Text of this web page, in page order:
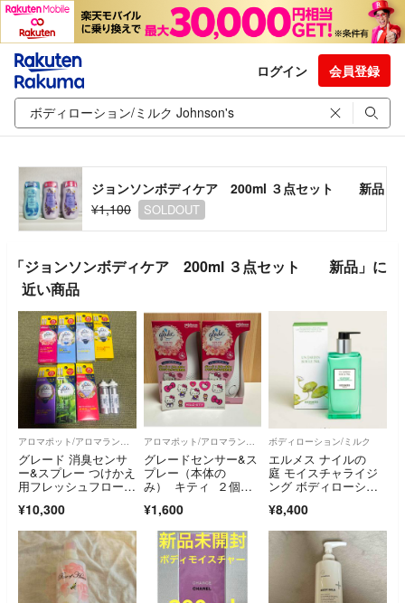
ログイン 会員登録
ジョンソンボディケア 200ml ３点セット 新品
¥1,100
SOLDOUT
「ジョンソンボディケア 200ml ３点セット 新品」に
近い商品
アロマポット/アロマランプ/芳香器
グレード 消臭センサ
ー&スプレー つけかえ
用フレッシュフローラ
¥10,300
アロマポット/アロマランプ/芳香器
グレードセンサー&ス
プレー（本体の
み） キティ ２個セ
¥1,600
ボディローション/ミルク
エルメス ナイルの
庭 モイスチャライジ
ング ボディローショ
¥8,400